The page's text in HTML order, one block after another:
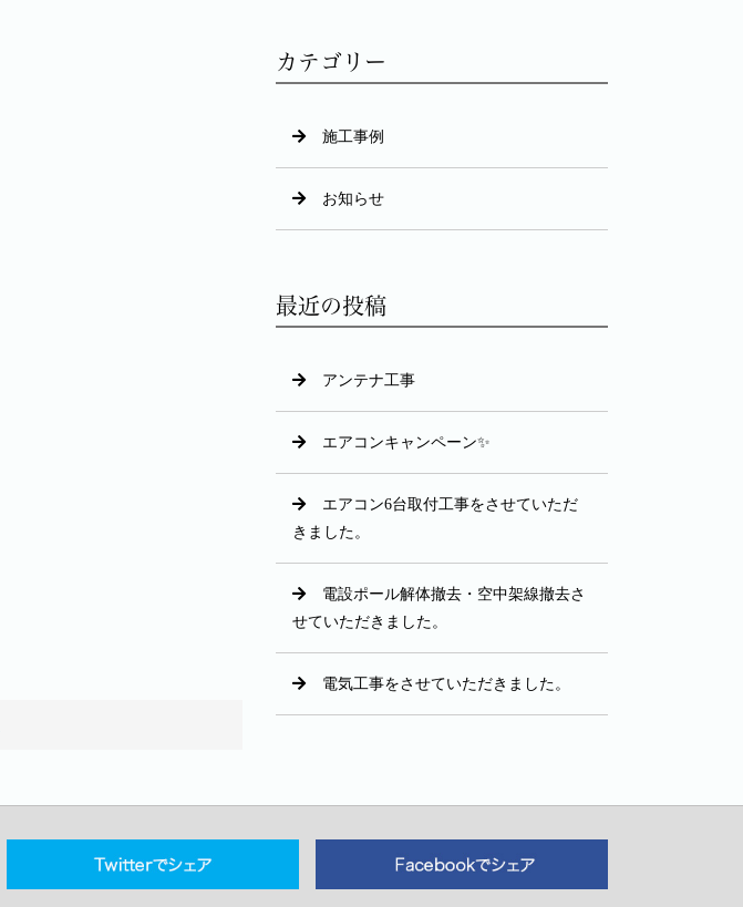
カテゴリー
施工事例
お知らせ
最近の投稿
アンテナ工事
エアコンキャンペーン✨
エアコン6台取付工事をさせていただ
きました。
電設ポール解体撤去・空中架線撤去さ
せていただきました。
電気工事をさせていただきました。